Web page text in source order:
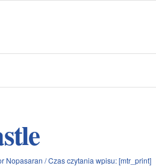
Nopasaran /Czas czytania wpisu: [mtr_print]